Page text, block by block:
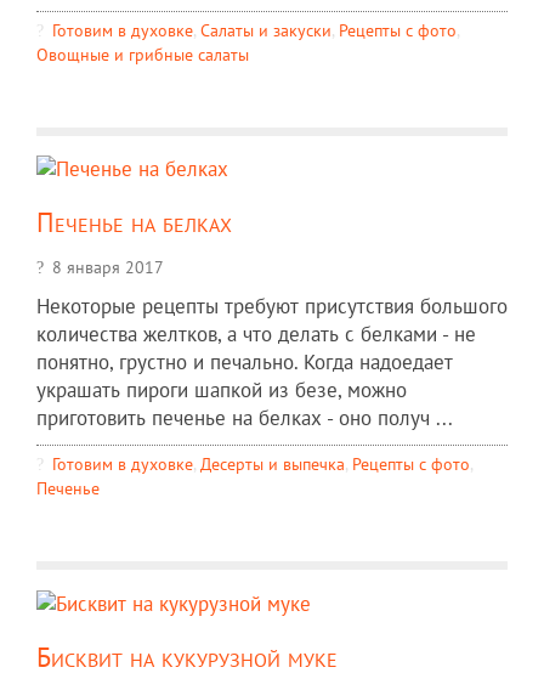
Готовим в духовке, Салаты и закуски, Рецепты c фото,
Овощные и грибные салаты
Печенье на белках
8 января 2017
Некоторые рецепты требуют присутствия большого
количества желтков, а что делать с белками - не
понятно, грустно и печально. Когда надоедает
украшать пироги шапкой из безе, можно
приготовить печенье на белках - оно получ ...
Готовим в духовке, Десерты и выпечка, Рецепты c фото,
Печенье
Бисквит на кукурузной муке